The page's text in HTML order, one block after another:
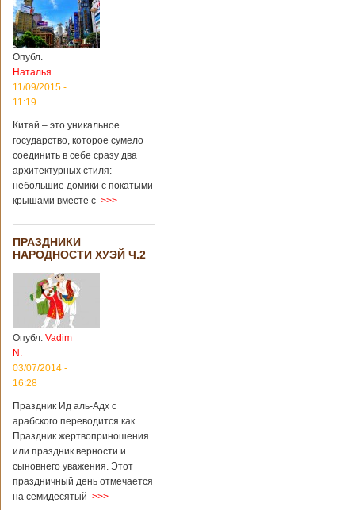
Опубл.
Наталья
11/09/2015 -
11:19
Китай – это уникальное
государство, которое сумело
соединить в себе сразу два
архитектурных стиля:
небольшие домики с покатыми
крышами вместе с >>>
ПРАЗДНИКИ
НАРОДНОСТИ ХУЭЙ Ч.2
Опубл. Vadim
N.
03/07/2014 -
16:28
Праздник Ид аль-Адх с
арабского переводится как
Праздник жертвоприношения
или праздник верности и
сыновнего уважения. Этот
праздничный день отмечается
на семидесятый >>>